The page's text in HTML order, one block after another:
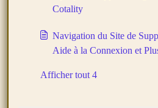
Cotality
Navigation du Site de
Aide à la Connexion et
Afficher tout 4